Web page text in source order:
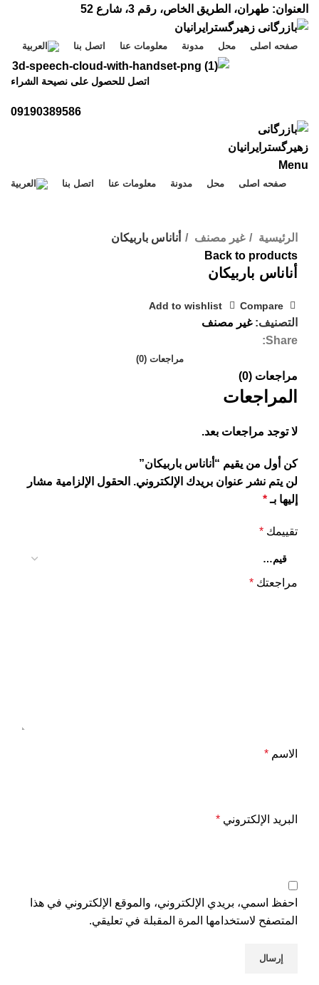
العنوان: طهران، الطريق الخاص، رقم 3، شارع 52
صفحه اصلی محل مدونة معلومات عنا اتصل بنا
اتصل للحصول على نصيحة الشراء
09190389586
Menu
صفحه اصلی محل مدونة معلومات عنا اتصل بنا
الرئيسية
غير مصنف
أناناس باربيكان
Back to products
أناناس باربيكان
Compare
Add to wishlist
التصنيف: غير مصنف
Share:
مراجعات (0)
مراجعات (0)
المراجعات
لا توجد مراجعات بعد.
كن أول من يقيم “أناناس باربيكان”
لن يتم نشر عنوان بريدك الإلكتروني. الحقول الإلزامية مشار
إليها بـ*
تقييمك *
مراجعتك *
الاسم *
البريد الإلكتروني *
احفظ اسمي، بريدي الإلكتروني، والموقع الإلكتروني في هذا
المتصفح لاستخدامها المرة المقبلة في تعليقي.